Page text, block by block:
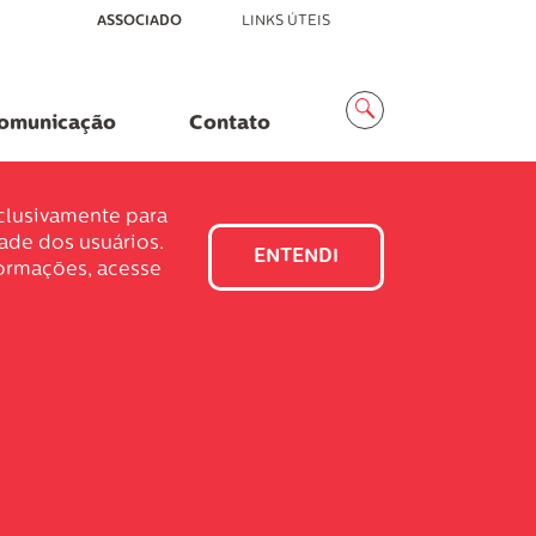
MenuASSOCIADO LINKS ÚTEIS
Contato
Busca
para
dos usuários.
acesse
ENTENDI